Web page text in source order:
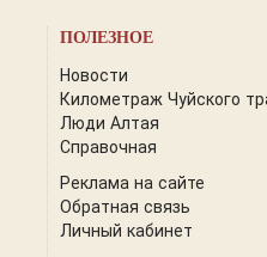
ПОЛЕЗНОЕ
Новости
Километраж Чуйского
Люди Алтая
Справочная
Реклама на сайте
Обратная связь
Личный кабинет